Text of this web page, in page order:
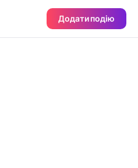
Додати подію